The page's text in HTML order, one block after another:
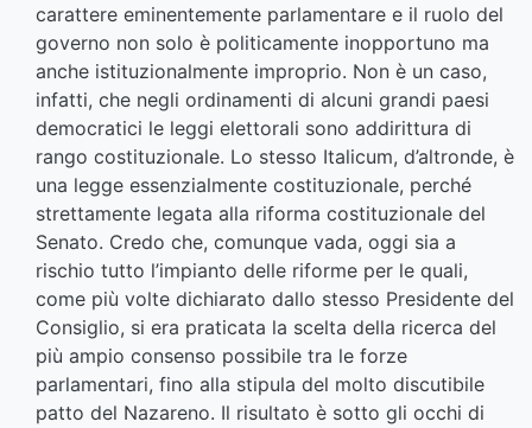
carattere eminentemente parlamentare e il ruolo del
governo non solo è politicamente inopportuno ma
anche istituzionalmente improprio. Non è un caso,
infatti, che negli ordinamenti di alcuni grandi paesi
democratici le leggi elettorali sono addirittura di
rango costituzionale. Lo stesso Italicum, d’altronde, è
una legge essenzialmente costituzionale, perché
strettamente legata alla riforma costituzionale del
Senato. Credo che, comunque vada, oggi sia a
rischio tutto l’impianto delle riforme per le quali,
come più volte dichiarato dallo stesso Presidente del
Consiglio, si era praticata la scelta della ricerca del
più ampio consenso possibile tra le forze
parlamentari, fino alla stipula del molto discutibile
patto del Nazareno. Il risultato è sotto gli occhi di